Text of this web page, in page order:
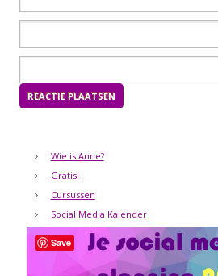
Wie is Anne?
Gratis!
Cursussen
Social Media Kalender
Save